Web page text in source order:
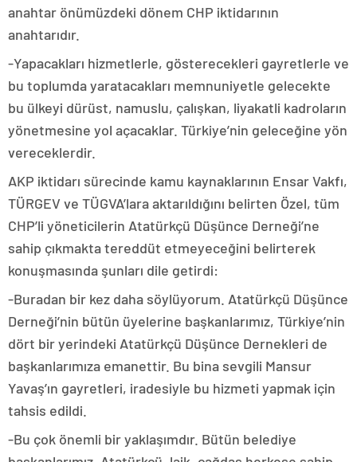
anahtar önümüzdeki dönem CHP iktidarının
anahtarıdır.
-Yapacakları hizmetlerle, gösterecekleri gayretlerle ve
bu toplumda yaratacakları memnuniyetle gelecekte
bu ülkeyi dürüst, namuslu, çalışkan, liyakatli kadroların
yönetmesine yol açacaklar. Türkiye’nin geleceğine yön
vereceklerdir.
AKP iktidarı sürecinde kamu kaynaklarının Ensar Vakfı,
TÜRGEV ve TÜGVA’lara aktarıldığını belirten Özel, tüm
CHP’li yöneticilerin Atatürkçü Düşünce Derneği’ne
sahip çıkmakta tereddüt etmeyeceğini belirterek
konuşmasında şunları dile getirdi:
-Buradan bir kez daha söylüyorum. Atatürkçü Düşünce
Derneği’nin bütün üyelerine başkanlarımız, Türkiye’nin
dört bir yerindeki Atatürkçü Düşünce Dernekleri de
başkanlarımıza emanettir. Bu bina sevgili Mansur
Yavaş’ın gayretleri, iradesiyle bu hizmeti yapmak için
tahsis edildi.
-Bu çok önemli bir yaklaşımdır. Bütün belediye